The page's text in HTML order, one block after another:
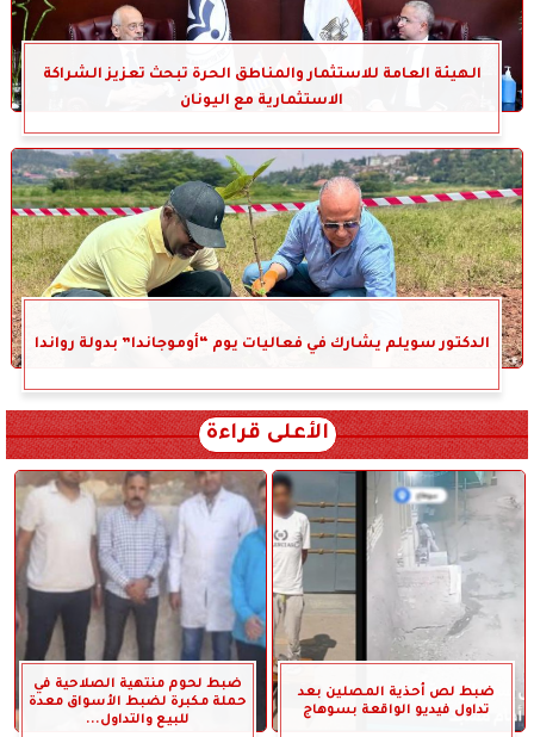
الهيئة العامة للاستثمار والمناطق الحرة تبحث تعزيز الشراكة
الاستثمارية مع اليونان
الدكتور سويلم يشارك في فعاليات يوم “أوموجاندا” بدولة رواندا
الأعلى قراءة
ضبط لص أحذية المصلين بعد
تداول فيديو الواقعة بسوهاج
ضبط لحوم منتهية الصلاحية في
حملة مكبرة لضبط الأسواق معدة
للبيع والتداول...